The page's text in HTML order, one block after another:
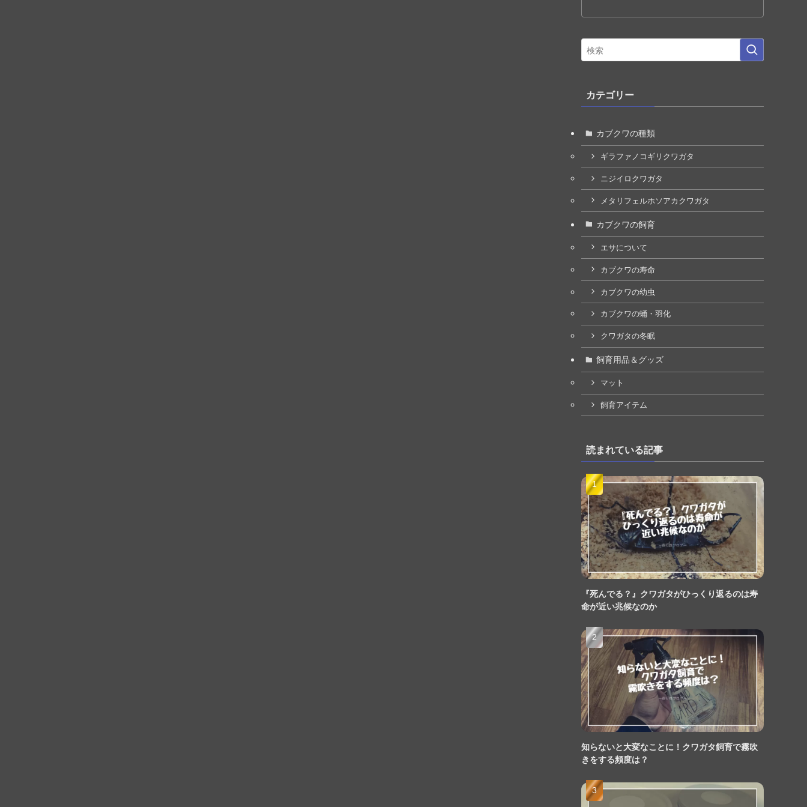
カテゴリー
カブクワの種類
ギラファノコギリクワガタ
ニジイロクワガタ
メタリフェルホソアカクワガタ
カブクワの飼育
エサについて
カブクワの寿命
カブクワの幼虫
カブクワの蛹・羽化
クワガタの冬眠
飼育用品＆グッズ
マット
飼育アイテム
読まれている記事
『死んでる？』クワガタがひっくり返るのは寿
命が近い兆候なのか
知らないと大変なことに！クワガタ飼育で霧吹
きをする頻度は？